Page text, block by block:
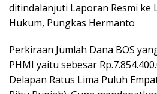
ditindalanjuti Laporan Resmi ke
Hukum, Pungkas Hermanto
Perkiraan Jumlah Dana BOS
PHMI yaitu sebesar
Delapan Ratus Lima Puluh